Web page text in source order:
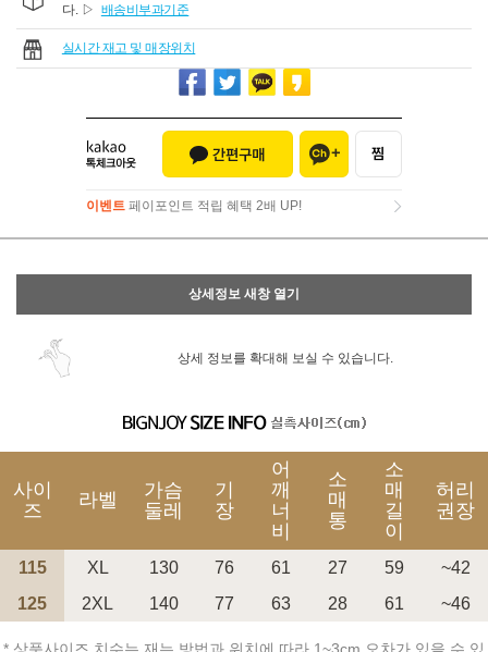
다. ▷ 배송비부과기준
실시간 재고 및 매장위치
이벤트 페이포인트 적립 혜택 2배 UP!
이벤트페이포인트 적립 혜택 2배 UP!
상세정보 새창 열기
상세 정보를 확대해 보실 수 있습니다.
사이
즈
라벨
가슴
둘레
기
장
어
깨
너
비
소
매
통
소
매
길
이
허리
권장
115 XL 130 76 61 27 59
~42
125
2XL 140 77 63 28 61 ~46